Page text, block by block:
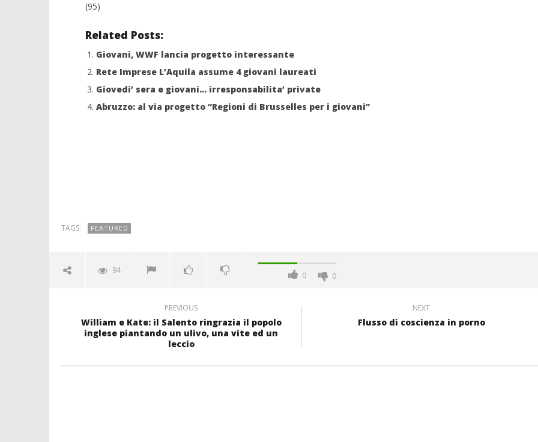
(95)
Related Posts:
Giovani, WWF lancia progetto interessante
Rete Imprese L’Aquila assume 4 giovani laureati
Giovedi’ sera e giovani… irresponsabilita’ private
Abruzzo: al via progetto “Regioni di Brusselles per i giovani”
TAGS: FEATURED
94
0 0
PREVIOUS
William e Kate: il Salento ringrazia il popolo
inglese piantando un ulivo, una vite ed un
leccio
NEXT
Flusso di coscienza in porno